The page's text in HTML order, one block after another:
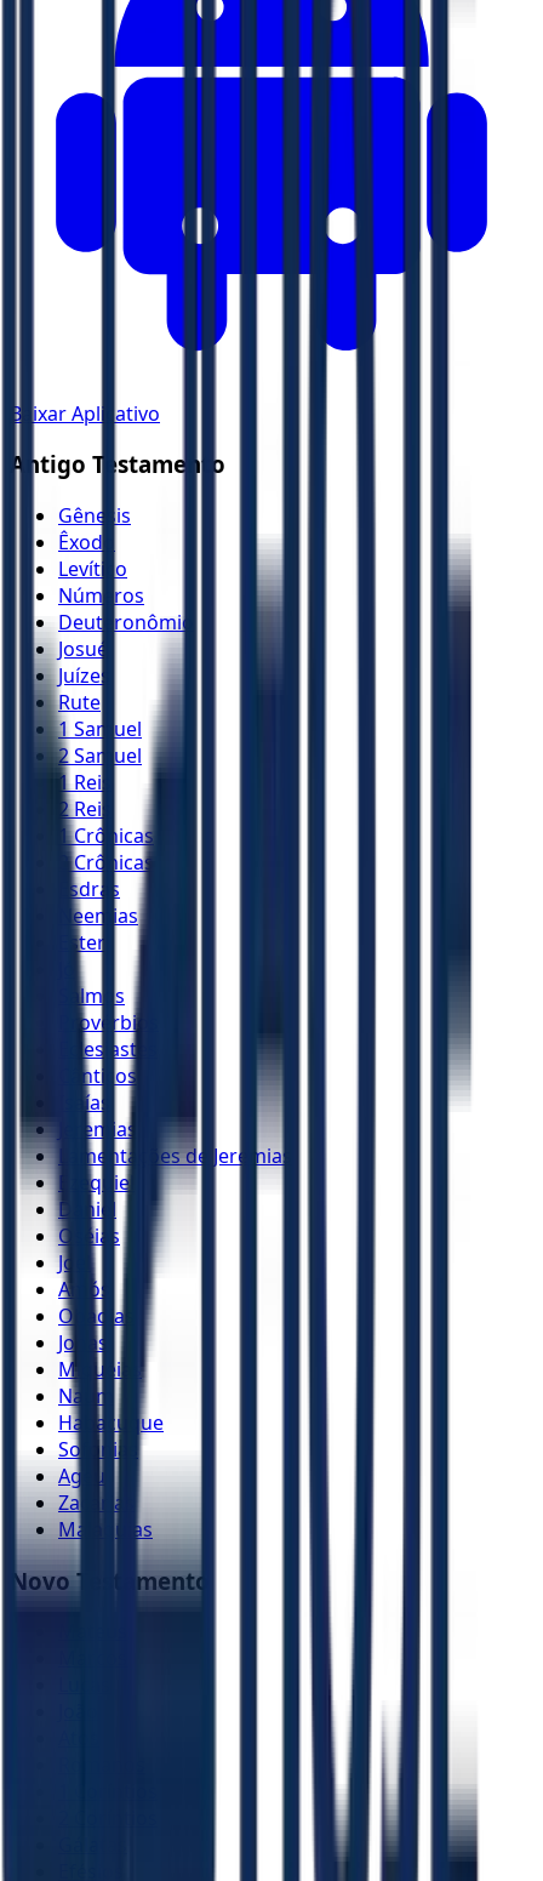
Baixar Aplicativo
Antigo Testamento
Gênesis
Êxodo
Levítico
Números
Deuteronômio
Josué
Juízes
Rute
1 Samuel
2 Samuel
1 Reis
2 Reis
1 Crônicas
2 Crônicas
Esdras
Neemias
Ester
Salmos
Provérbios
Eclesiastes
Cânticos
Isaías
Jeremias
Lamentações de Jeremias
Ezequiel
Daniel
Oséias
Joel
Amós
Obadias
Jonas
Miquéias
Naum
Habacuque
Sofonias
Ageu
Zacarias
Malaquias
Novo Testamento